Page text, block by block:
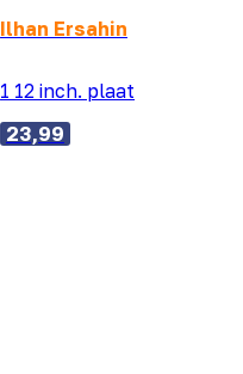
Ilhan Ersahin
1 12 inch. plaat
23,99